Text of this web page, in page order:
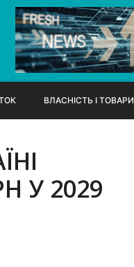
ВЛАСНІСТЬ І ТОВАРИ
У 2029